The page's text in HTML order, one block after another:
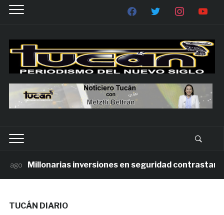
Millonarias inversiones en seguridad contrastan con
TUCÁN DIARIO